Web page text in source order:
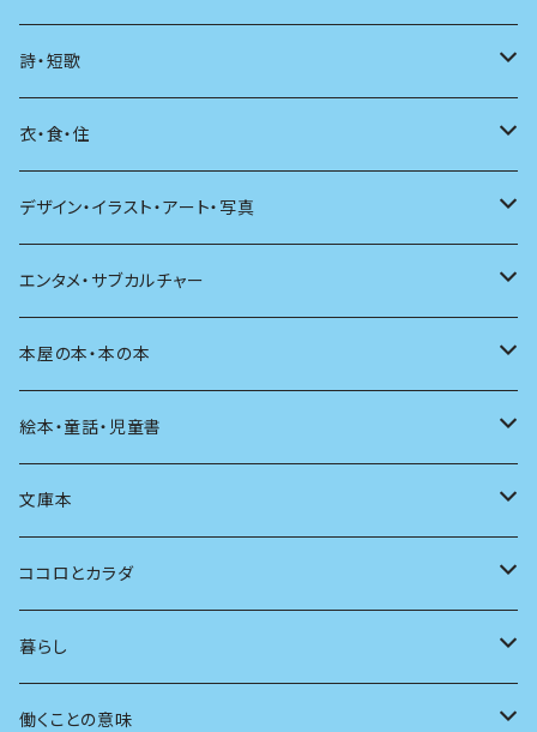
海外
日本語
文学理論
評論
文章術
エッセイ
日記
ノンフィクション
その他
評論
言葉
言語
批評
アンソロジー
自伝・伝記
詩・短歌
詩
短歌
その他
衣・食・住
着る
食べる
料理
発酵・麹
住う
その他
デザイン・イラスト・アート・写真
デザイン
イラスト
アート
写真
その他
インテリア
ファッション
エンタメ・サブカルチャー
映画
音楽
マンガ
テレビ
ラジオ
マガジン
本屋の本・本の本
本屋さんの本
本の本
読書
絵本・童話・児童書
小さいお子さん向け
自分で読めるようになったら
大人も楽しい絵本
海外絵本
文庫本
男性作家
女性作家
その他
ココロとカラダ
フェミニズム
カウンセリング
暮らし
料理
働くことの意味